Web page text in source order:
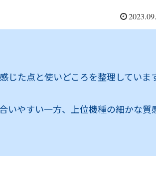
た点と使いどころを整理していま
いやすい一方、上位機種の細かな質